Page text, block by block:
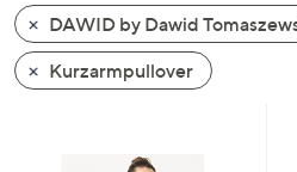
unten
oder
wischen
DAWID by Dawid
Kurzarmpullover